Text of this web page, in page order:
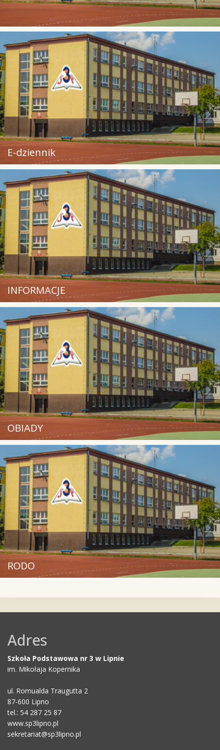
E-dziennik
INFORMACJE
OBIADY
RODO
Adres
Szkoła Podstawowa nr 3 w Lipnie
im. Mikołaja Kopernika
ul. Romualda Traugutta 2
87-600 Lipno
tel.: 54 287 25 87
www.sp3lipno.pl
sekretariat@sp3lipno.pl